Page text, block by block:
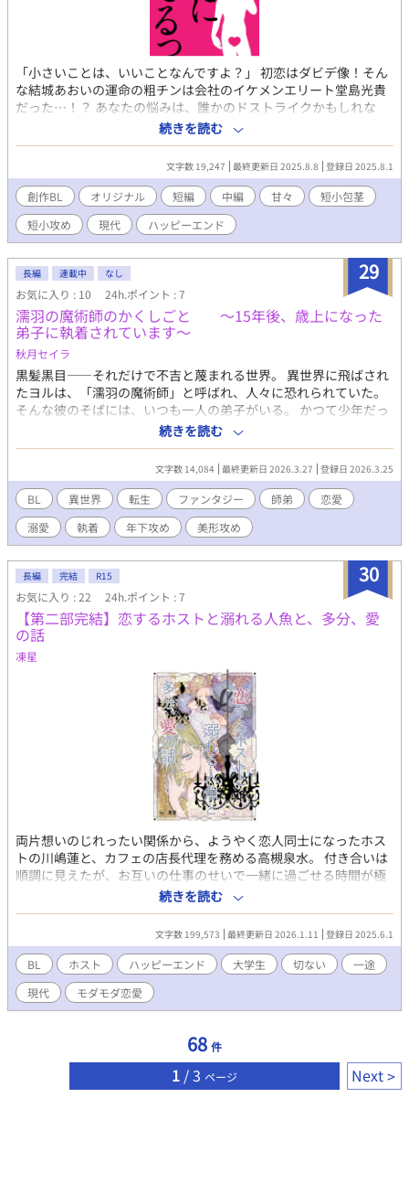
「小さいことは、いいことなんですよ？」 初恋はダビデ像！そん
な結城あおいの運命の粗チンは会社のイケメンエリート堂島光貴
だった…！？ あなたの悩みは、誰かのドストライクかもしれな
い…！いい歳した大人が運命の相手を求めてもだもだするロマン
ティックコメディ。 【登場人物】 結城あおい（受） ・3月6日生
まれ 26歳 ・美術大学で彫刻を専攻。卒業後は大手菓子メーカー勤
務。デザイン部所属。独特のデザインセンスでヒット作のパッケ
ージデザインを手がける。 ・黒髪にゆるいウェーブがかった前髪
なしミディアムヘア。丸くてくりっとした目元。薄い唇 ・幼少期
にテレビでミケランジェロのダビデ像の圧倒的な肉体美に一目惚
れ。ダビデ像みたいな肉体美と慎ましやかなペニスを兼ね備えた
男性に抱かれたいと願う。 堂島光貴（攻） ・5月4日生まれ 29歳
・大学で経済学を専攻。卒業後は大手菓子メーカー勤務。商品企
画部のエース。世の中の動きを汲んだアイディアで次々とプロジ
ェクトを成功に導く優秀な社員。一見クールで近寄りがたい印象
を受けるが、後輩へのフォローや育成にも抜かりがなく、男女と
もに憧れの存在。 ・艶やかな黒髪を短めのツーブロックにし、切
れ長な目元 ・学生時代のトラウマによって肌を晒すことが怖くな
ってしまっていた。社会人になってからは恋愛を諦め、仕事と筋
トレに励んでいた。恋愛対象は異性だと思っていたが、同じプロ
ジェクトチームだったあおいの美しさと芯の強さに惹かれ恋愛感
情を抱く。 深山千明 ・あおいの同僚であり親友。あおいの性癖を
知っており、なんだかんだ応援している。
続きを読む
文字数 19,247 最終更新日 2025.8.8 登録日 2025.8.1
創作BL オリジナル 短編 中編 甘々
短小包茎
短小攻め
現代 ハッピーエンド
29
長編 連載中 なし
お気に入り : 10 24h.ポイント : 7
濡羽の魔術師のかくしごと ～15年後、歳上になった
弟子に執着されています～
秋月セイラ
黒髪黒目――それだけで不吉と蔑まれる世界。 異世界に飛ばされ
たヨルは、「濡羽の魔術師」と呼ばれ、人々に恐れられていた。
そんな彼のそばには、いつも一人の弟子がいる。 かつて少年だっ
た弟子は、成長した今もヨルのそばを離れず―― やがてその想い
は、深い愛情と独占欲へと変わっていく。 「ヨル師匠は、俺のも
のです」 偏見の中で生きる魔術師と、彼に執着する弟子。 とある
事象から年齢差が逆転し、弟子の想いは止められなくなってい
く。その関係は、やがて… 年齢差逆転、弟子×師匠 一途で重たい
愛を抱える弟子。 師匠にはかっこいいところを見せたい！それゆ
え、もだもだしながら愛を伝えていく、ドタバタラブコメです。
続きを読む
文字数 14,084 最終更新日 2026.3.27 登録日 2026.3.25
BL 異世界 転生 ファンタジー 師弟
恋愛
溺愛
執着 年下攻め 美形攻め
30
長編 完結 R15
お気に入り : 22 24h.ポイント : 7
【第二部完結】恋するホストと溺れる人魚と、多分、愛
の話
凍星
両片想いのじれったい関係から、ようやく恋人同士になったホス
トの川嶋蓮と、カフェの店長代理を務める高槻泉水。 付き合いは
順調に見えたが、お互いの仕事のせいで一緒に過ごせる時間が極
端に少なく、蓮は不満を募らせていた。 そして、そんな問題を解
消するために店を辞めようとする蓮には、先輩ホストの高城皇と
いう大きな壁が立ちはだかる。 恩人からの圧力に煮え切らない蓮
を見て、背中を押してくれたのは…「マイペース」を絵に描いた
ようなのんびりした性格の後輩ユキだった。 「蓮夜先輩に幸せに
なって欲しい」と願い、蓮のサポートに奮闘するユキだが、別れ
が近付くにつれ、その気持ちも少しずつ変化していってーー？
「自分の本当の想い」に気付いた時、ユキが取るのは人魚姫のよ
ない！」という、恋愛に不器用な男子3人の視点をメインに「誰か
を好きになる気持ち」を考察する、もだもだラブストーリーです
♪ 『カフェと雪の女王と、多分、恋の話』の続編となります。 タ
続きを読む
文字数 199,573 最終更新日 2026.1.11 登録日 2025.6.1
BL ホスト ハッピーエンド 大学生 切ない
一途
現代
モダモダ恋愛
68 件
1 / 3 ページ Next